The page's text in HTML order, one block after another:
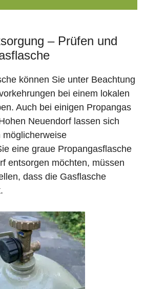
– Prüfen und
können Sie unter Beachtung
bei einem lokalen
Auch bei einigen Propangas
Neuendorf lassen sich
eine graue Propangasflasche
entsorgen möchten, müssen
dass die Gasflasche